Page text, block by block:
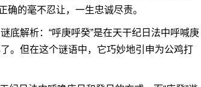
确的毫不忍让，一生忠诚尽责。
底解析：“呼庚呼癸”是在天干纪日法中呼喊庚
。但在这个谜语中，它巧妙地引申为公鸡打